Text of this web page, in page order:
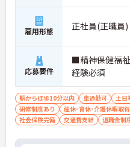
常時2～4名のスタッフで支援
配置や夜間複数名体制が敷かれ
追われることなくご利用者様
ポートが可能です。施設も専
ご自身の理想とする福祉を実
います。
雇用形態 正社員(正職員)
応募要件
■精神保健福
経験必須
駅から徒歩10分以内 車通勤可 土日
研修制度あり
産休･育休･介護休暇取
社会保険完備
交通費支給 退職金制